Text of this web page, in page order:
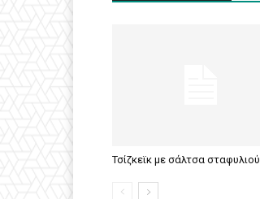
Τσίζκεϊκ με σάλτσα σταφυλιού